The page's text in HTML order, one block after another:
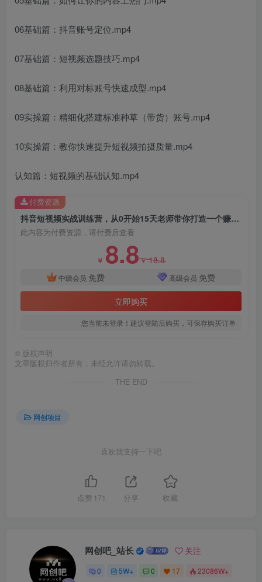
06基础篇：抖音账号定位.mp4
07基础篇：短视频选题技巧.mp4
08基础篇：利用对标账号快速成型.mp4
09实操篇：精细化搭建标准种草（带货）账号.mp4
10实操篇：教你快速提升短视频拍摄质量.mp4
认知篇：短视频的基础认知.mp4
抖音短视频实战训练营，从0开始15天老师带你打造一个赚钱账号
此内容为付费资源，请付费后查看
￥ 8.8￥18.8
中级会员 免费 高级会员 免费
立即购买
您当前未登录！建议登陆后购买，可保存购买订单
付费资源
© 版权声明
文章版权归作者所有，未经允许请勿转载。
THE END
网创项目
喜欢就支持一下吧
点赞 171 分享 收藏
网创吧_站长 关注
0 5W+ 0 17 23086W+